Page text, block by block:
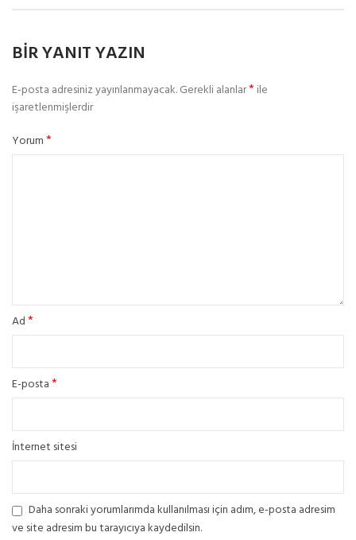
BIR YANIT YAZIN
E-posta adresiniz yayınlanmayacak.Gerekli alanlar*ile
işaretlenmişlerdir
Yorum*
Ad*
E-posta*
İnternet sitesi
Daha sonraki yorumlarımda kullanılması için adım, e-posta adresim
ve site adresim bu tarayıcıya kaydedilsin.